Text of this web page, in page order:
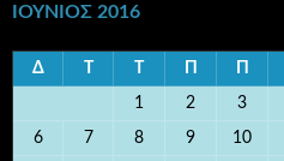
ΙΟΎΝΙΟΣ 2016
Δ Τ Τ Π Π
1 2 3
6 7 8 9 10